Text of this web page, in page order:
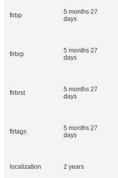
flrbp
5 months 27
days
flrbrp
5 months 27
days
flrbrst
5 months 27
days
flrtags
5 months 27
days
localization 2 years